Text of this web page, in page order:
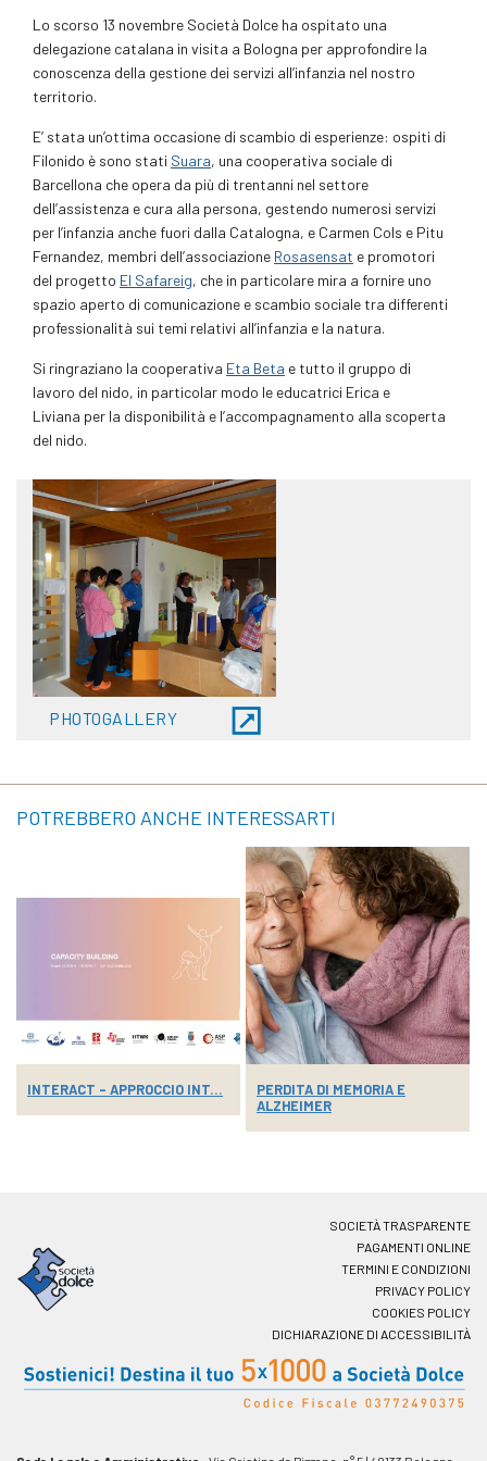
Lo scorso 13 novembre Società Dolce ha ospitato una
delegazione catalana in visita a Bologna per approfondire la
conoscenza della gestione dei servizi all’infanzia nel nostro
territorio.
E’ stata un’ottima occasione di scambio di esperienze: ospiti di
Filonido è sono stati Suara, una cooperativa sociale di
Barcellona che opera da più di trentanni nel settore
dell’assistenza e cura alla persona, gestendo numerosi servizi
per l’infanzia anche fuori dalla Catalogna, e Carmen Cols e Pitu
Fernandez, membri dell’associazione Rosasensat e promotori
del progetto El Safareig, che in particolare mira a fornire uno
spazio aperto di comunicazione e scambio sociale tra differenti
professionalità sui temi relativi all’infanzia e la natura.
Si ringraziano la cooperativa Eta Beta e tutto il gruppo di
lavoro del nido, in particolar modo le educatrici Erica e
Liviana per la disponibilità e l’accompagnamento alla scoperta
del nido.
PHOTOGALLERY
POTREBBERO ANCHE INTERESSARTI
INTERACT – APPROCCIO INT...
PERDITA DI MEMORIA E
ALZHEIMER
SOCIETÀ TRASPARENTE
PAGAMENTI ONLINE
TERMINI E CONDIZIONI
PRIVACY POLICY
COOKIES POLICY
DICHIARAZIONE DI ACCESSIBILITÀ